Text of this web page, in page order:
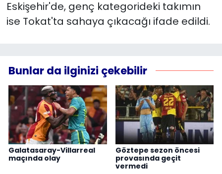
Eskişehir'de, genç kategorideki takımın
ise Tokat'ta sahaya çıkacağı ifade edildi.
Bunlar da ilginizi çekebilir
Galatasaray-Villarreal
maçında olay
Göztepe sezon öncesi
provasında geçit
vermedi